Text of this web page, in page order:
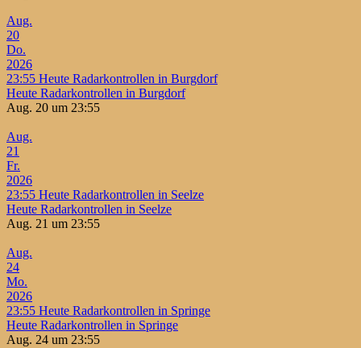
Aug.
20
Do.
2026
23:55 Heute Radarkontrollen in Burgdorf
Heute Radarkontrollen in Burgdorf
Aug. 20 um 23:55
Aug.
21
Fr.
2026
23:55 Heute Radarkontrollen in Seelze
Heute Radarkontrollen in Seelze
Aug. 21 um 23:55
Aug.
24
Mo.
2026
23:55 Heute Radarkontrollen in Springe
Heute Radarkontrollen in Springe
Aug. 24 um 23:55